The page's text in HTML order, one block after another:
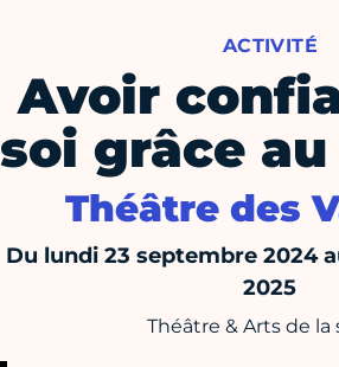
ACTIVITÉ
Avoir
soi grâce
Théâtre des
Du lundi 23 septembre 2024
2025
Théâtre & Arts de la